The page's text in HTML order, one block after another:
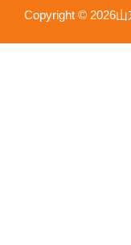
Copyright © 2026